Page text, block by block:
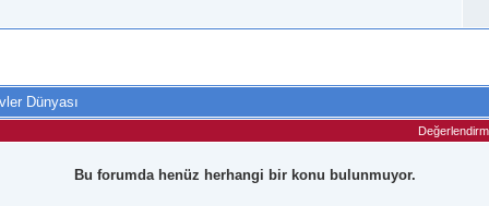
Dünyası
Bu forumda henüz herhangi bir konu bulunmuyor.